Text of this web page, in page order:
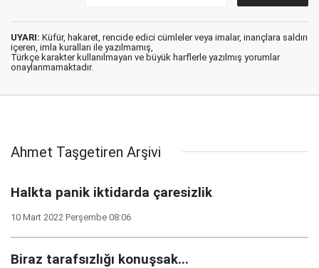
UYARI: Küfür, hakaret, rencide edici cümleler veya imalar, inançlara saldırı
içeren, imla kuralları ile yazılmamış,
Türkçe karakter kullanılmayan ve büyük harflerle yazılmış yorumlar
onaylanmamaktadır.
Ahmet Taşgetiren Arşivi
Halkta panik iktidarda çaresizlik
10 Mart 2022 Perşembe 08:06
Biraz tarafsızlığı konuşsak...